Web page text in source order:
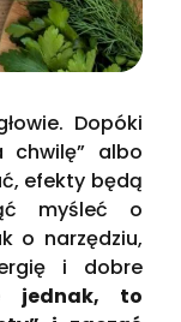
Dopóki
chwilę” albo
efekty będą
myśleć o
o narzędziu,
i dobre
jednak, to